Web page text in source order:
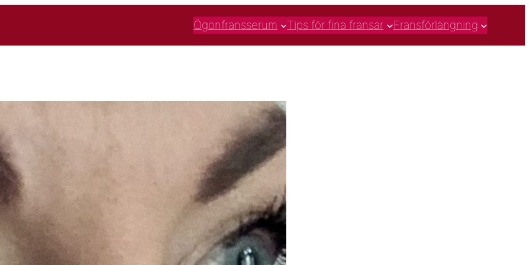
Ögonfransserum Tips för fina fransar Fransförlängning